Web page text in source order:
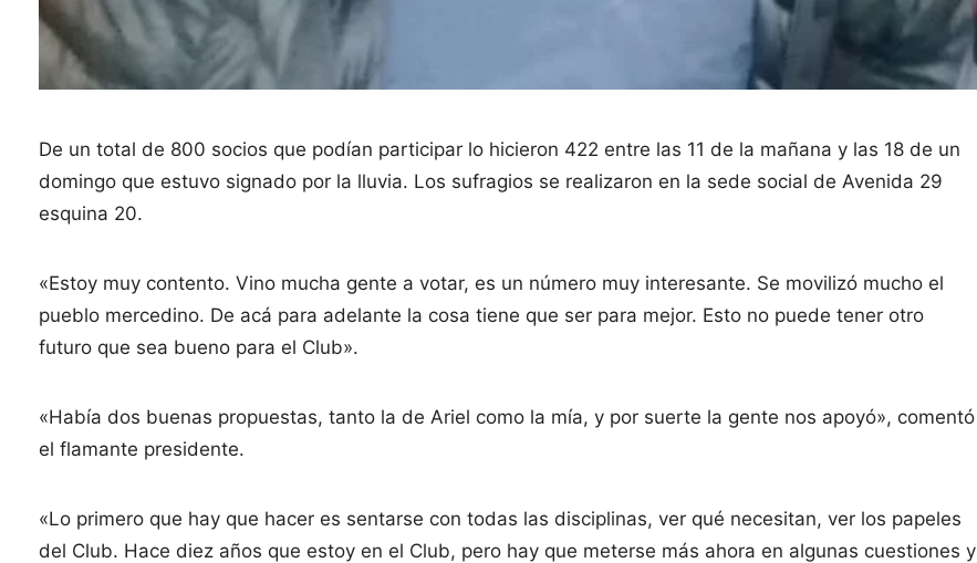
De un total de 800 socios que podían participar lo hicieron 422 entre las 11 de la mañana y las 18 de un
domingo que estuvo signado por la lluvia. Los sufragios se realizaron en la sede social de Avenida 29
esquina 20.
«Estoy muy contento. Vino mucha gente a votar, es un número muy interesante. Se movilizó mucho el
pueblo mercedino. De acá para adelante la cosa tiene que ser para mejor. Esto no puede tener otro
futuro que sea bueno para el Club».
«Había dos buenas propuestas, tanto la de Ariel como la mía, y por suerte la gente nos apoyó», comentó
el flamante presidente.
«Lo primero que hay que hacer es sentarse con todas las disciplinas, ver qué necesitan, ver los papeles
del Club. Hace diez años que estoy en el Club, pero hay que meterse más ahora en algunas cuestiones y